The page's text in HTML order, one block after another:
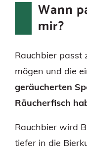
Wann
mir?
Rauchbier passt
mögen und die
geräucherten
Räucherfisch
Rauchbier wird
tiefer in die